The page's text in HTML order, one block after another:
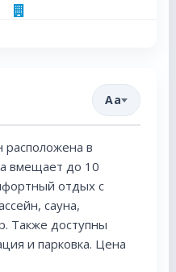
Aa
расположена в
вмещает до 10
отдых с
сауна,
Также доступны
и парковка. Цена